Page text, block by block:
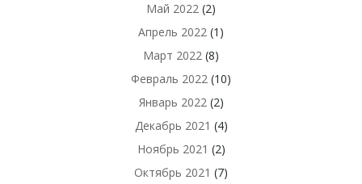
Май 2022 (2)
Апрель 2022 (1)
Март 2022 (8)
Февраль 2022 (10)
Январь 2022(2)
Декабрь 2021 (4)
Ноябрь 2021 (2)
Октябрь 2021 (7)